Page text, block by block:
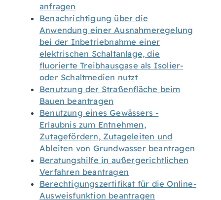
anfragen
Benachrichtigung über die
Anwendung einer Ausnahmeregelung
bei der Inbetriebnahme einer
elektrischen Schaltanlage, die
fluorierte Treibhausgase als Isolier-
oder Schaltmedien nutzt
Benutzung der Straßenfläche beim
Bauen beantragen
Benutzung eines Gewässers -
Erlaubnis zum Entnehmen,
Zutagefördern, Zutageleiten und
Ableiten von Grundwasser beantragen
Beratungshilfe in außergerichtlichen
Verfahren beantragen
Berechtigungszertifikat für die Online-
Ausweisfunktion beantragen